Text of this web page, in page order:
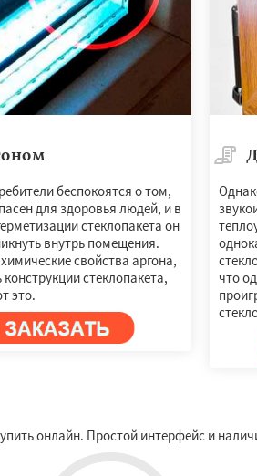
беспокоятся о том,
для здоровья людей, и в
стеклопакета он
внутрь помещения.
свойства аргона,
стеклопакета,
это.
что
онлайн. Простой интерфейс и